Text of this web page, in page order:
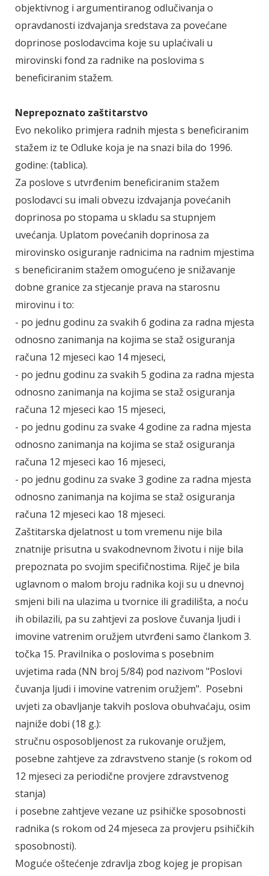
objektivnog i argumentiranog odlučivanja o
opravdanosti izdvajanja sredstava za povećane
doprinose poslodavcima koje su uplaćivali u
mirovinski fond za radnike na poslovima s
beneficiranim stažem.
Neprepoznato zaštitarstvo
Evo nekoliko primjera radnih mjesta s beneficiranim
stažem iz te Odluke koja je na snazi bila do 1996.
godine: (tablica).
Za poslove s utvrđenim beneficiranim stažem
poslodavci su imali obvezu izdvajanja povećanih
doprinosa po stopama u skladu sa stupnjem
uvećanja. Uplatom povećanih doprinosa za
mirovinsko osiguranje radnicima na radnim mjestima
s beneficiranim stažem omogućeno je snižavanje
dobne granice za stjecanje prava na starosnu
mirovinu i to:
- po jednu godinu za svakih 6 godina za radna mjesta
odnosno zanimanja na kojima se staž osiguranja
računa 12 mjeseci kao 14 mjeseci,
- po jednu godinu za svakih 5 godina za radna mjesta
odnosno zanimanja na kojima se staž osiguranja
računa 12 mjeseci kao 15 mjeseci,
- po jednu godinu za svake 4 godine za radna mjesta
odnosno zanimanja na kojima se staž osiguranja
računa 12 mjeseci kao 16 mjeseci,
- po jednu godinu za svake 3 godine za radna mjesta
odnosno zanimanja na kojima se staž osiguranja
računa 12 mjeseci kao 18 mjeseci.
Zaštitarska djelatnost u tom vremenu nije bila
znatnije prisutna u svakodnevnom životu i nije bila
prepoznata po svojim specifičnostima. Riječ je bila
uglavnom o malom broju radnika koji su u dnevnoj
smjeni bili na ulazima u tvornice ili gradilišta, a noću
ih obilazili, pa su zahtjevi za poslove čuvanja ljudi i
imovine vatrenim oružjem utvrđeni samo člankom 3.
točka 15. Pravilnika o poslovima s posebnim
uvjetima rada (NN broj 5/84) pod nazivom "Poslovi
čuvanja ljudi i imovine vatrenim oružjem". Posebni
uvjeti za obavljanje takvih poslova obuhvaćaju, osim
najniže dobi (18 g.):
stručnu osposobljenost za rukovanje oružjem,
posebne zahtjeve za zdravstveno stanje (s rokom od
12 mjeseci za periodične provjere zdravstvenog
stanja)
i posebne zahtjeve vezane uz psihičke sposobnosti
radnika (s rokom od 24 mjeseca za provjeru psihičkih
sposobnosti).
Moguće oštećenje zdravlja zbog kojeg je propisan